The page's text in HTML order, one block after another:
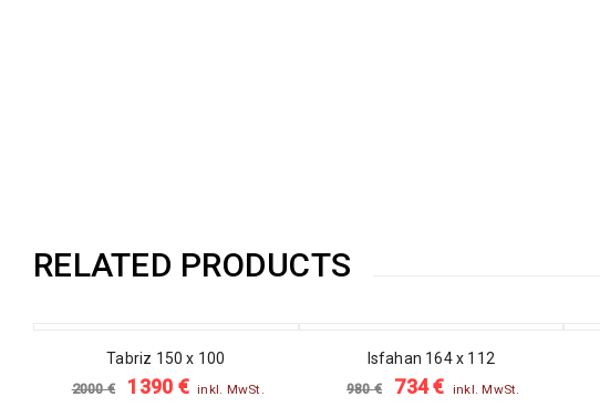
RELATED PRODUCTS
Tabriz 150 x 100
2000€ 1390 € inkl. MwSt.
Isfahan 164 x 112
980€ 734€ inkl. MwSt.